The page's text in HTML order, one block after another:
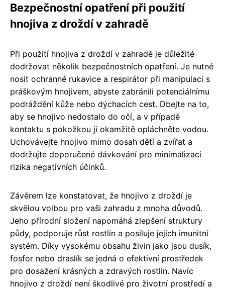
Bezpečnostní opatření při použití
hnojiva z droždí v zahradě
Při použití hnojiva z droždí v zahradě je důležité
dodržovat několik bezpečnostních opatření. Je nutné
nosit ochranné rukavice a respirátor při manipulaci s
práškovým hnojivem, abyste zabránili potenciálnímu
podráždění kůže nebo dýchacích cest. Dbejte na to,
aby se hnojivo nedostalo do očí, a v případě
kontaktu s pokožkou ji okamžitě opláchněte vodou.
Uchovávejte hnojivo mimo dosah dětí a zvířat a
dodržujte doporučené dávkování pro minimalizaci
rizika negativních účinků.
Závěrem lze konstatovat, že hnojivo z droždí je
skvělou volbou pro vaši zahradu z mnoha důvodů.
Jeho přírodní složení napomáhá zlepšení struktury
půdy, podporuje růst rostlin a posiluje jejich imunitní
systém. Díky vysokému obsahu živin jako jsou dusík,
fosfor nebo draslík se jedná o efektivní prostředek
pro dosažení krásných a zdravých rostlin. Navíc
hnojivo z droždí není škodlivé pro životní prostředí a